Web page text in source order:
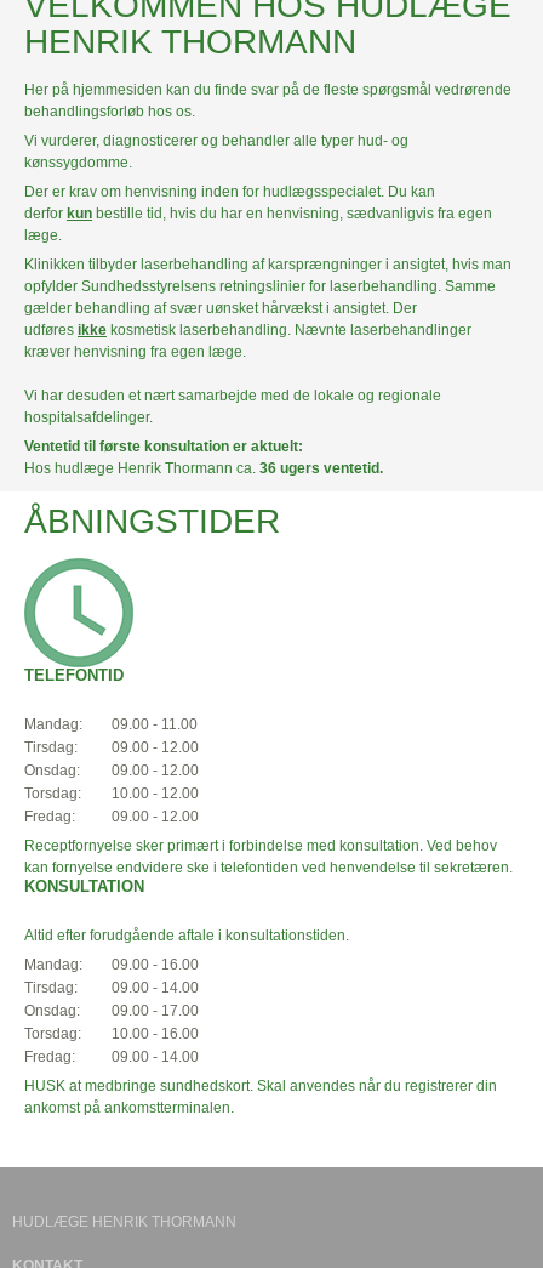
HENRIK THORMANN
Her på hjemmesiden kan du finde svar på de fleste spørgsmål vedrørende
behandlingsforløb hos os.
Vi vurderer, diagnosticerer og behandler alle typer hud- og
kønssygdomme.
Der er krav om henvisning inden for hudlægsspecialet. Du kan
derfor kun bestille tid, hvis du har en henvisning, sædvanligvis fra egen
læge.
Klinikken tilbyder laserbehandling af karsprængninger i ansigtet, hvis man
opfylder Sundhedsstyrelsens retningslinier for laserbehandling. Samme
gælder behandling af svær uønsket hårvækst i ansigtet. Der
udføres ikke kosmetisk laserbehandling. Nævnte laserbehandlinger
kræver henvisning fra egen læge.
Vi har desuden et nært samarbejde med de lokale og regionale
hospitalsafdelinger.
Ventetid til første konsultation er aktuelt:
Hos hudlæge Henrik Thormann ca. 36 ugers ventetid.
ÅBNINGSTIDER
TELEFONTID
Mandag:
09.00 - 11.00
Tirsdag:
09.00 - 12.00
Onsdag:
09.00 - 12.00
Torsdag:
10.00 - 12.00
Fredag:
09.00 - 12.00
Receptfornyelse sker primært i forbindelse med konsultation. Ved behov
kan fornyelse endvidere ske i telefontiden ved henvendelse til sekretæren.
KONSULTATION
Altid efter forudgående aftale i konsultationstiden.
Mandag:
09.00 - 16.00
Tirsdag:
09.00 - 14.00
Onsdag:
09.00 - 17.00
Torsdag:
10.00 - 16.00
Fredag:
09.00 - 14.00
HUSK at medbringe sundhedskort. Skal anvendes når du registrerer din
ankomst på ankomstterminalen.
HUDLÆGE HENRIK THORMANN